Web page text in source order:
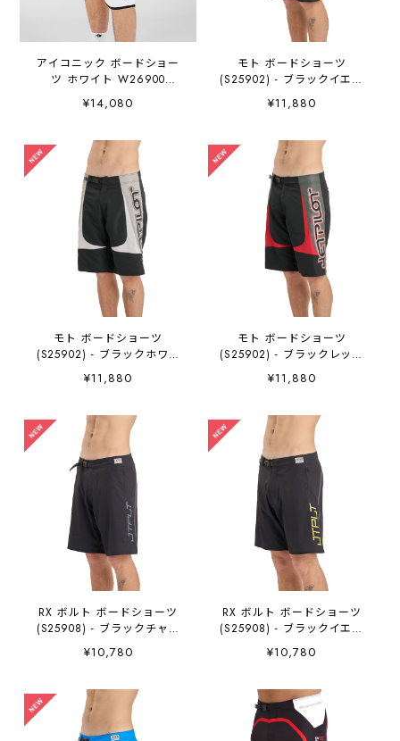
アイコニック ボードショー
ツ ホワイト W26900
JETPILOT ジェットパイロッ
ト
¥14,080
モト ボードショーツ
(S25902) - ブラックイエロ
ー JETPILOT ジェットパイロ
ット
¥11,880
モト ボードショーツ
(S25902) - ブラックホワイ
ト JETPILOT ジェットパイロ
ット
¥11,880
モト ボードショーツ
(S25902) - ブラックレッド
JETPILOT ジェットパイロッ
ト
¥11,880
RX ボルト ボードショーツ
(S25908) - ブラックチャコ
ール JETPILOT ジェットパイ
ロット
¥10,780
RX ボルト ボードショーツ
(S25908) - ブラックイエロ
ー JETPILOT ジェットパイロ
ット
¥10,780